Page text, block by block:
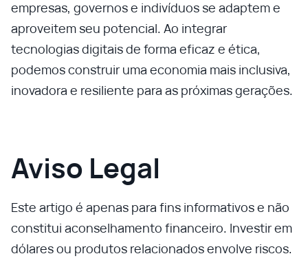
empresas, governos e indivíduos se adaptem e
aproveitem seu potencial. Ao integrar
tecnologias digitais de forma eficaz e ética,
podemos construir uma economia mais inclusiva,
inovadora e resiliente para as próximas gerações.
Aviso Legal
Este artigo é apenas para fins informativos e não
constitui aconselhamento financeiro. Investir em
dólares ou produtos relacionados envolve riscos.